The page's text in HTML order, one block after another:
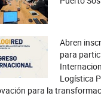
Abren
para
Logística
para la